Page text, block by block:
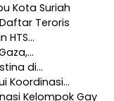
Kota Suriah
Teroris
HTS…
di…
Koordinasi…
Kelompok Gay